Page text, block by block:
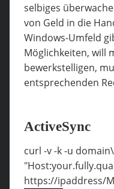
selbiges
von Geld in die
Windows-Umfeld
Möglichkeiten, will
bewerkstelligen,
entsprechenden
ActiveSync
curl -v -k -u
https://ipaddress/